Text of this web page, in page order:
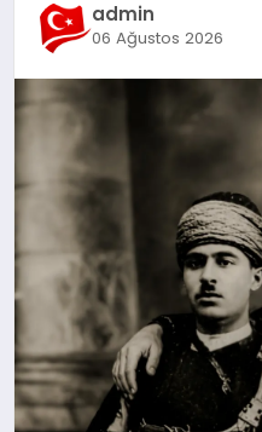
admin
06 Ağustos 2026